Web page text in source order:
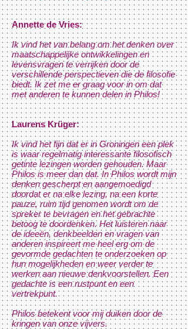
Annette de Vries:
Ik vind het van belang om het denken over
maatschappelijke ontwikkelingen en
levensvragen te verrijken door de
verschillende perspectieven die de filosofie
biedt. Ik zet me er graag voor in om dat
met anderen te kunnen delen in Philos!
Laurens Krüger:
Ik vind het fijn dat er in Groningen een plek
is waar regelmatig interessante filosofisch
getinte lezingen worden gehouden. Maar
Philos is meer dan dat. In Philos wordt mijn
denken gescherpt en aangemoedigd
doordat er na elke lezing, na een korte
pauze, ruim tijd genomen wordt om de
spreker te bevragen en het gebrachte
betoog te doordenken. Het luisteren naar
de ideeën, denkbeelden en vragen van
anderen inspireert me heel erg om de
gevormde gedachten te onderzoeken op
hun mogelijkheden en weer verder te
werken aan nieuwe denkvoorstellen. Een
gedachte is een rustpunt en een
vertrekpunt.
Philos betekent voor mij duiken door de
kringen van onze vijvers.